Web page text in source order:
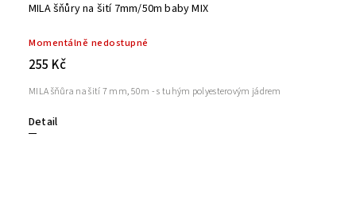
MILA šňůry na šití 7mm/50m baby MIX
Momentálně nedostupné
255 Kč
Detail
MILA šňůra na šití 7 mm, 50m - s tuhým polyesterovým jádrem